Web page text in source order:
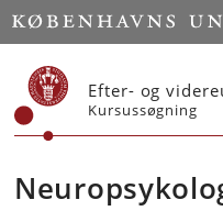
Start
Efter- og
Kursussøgning